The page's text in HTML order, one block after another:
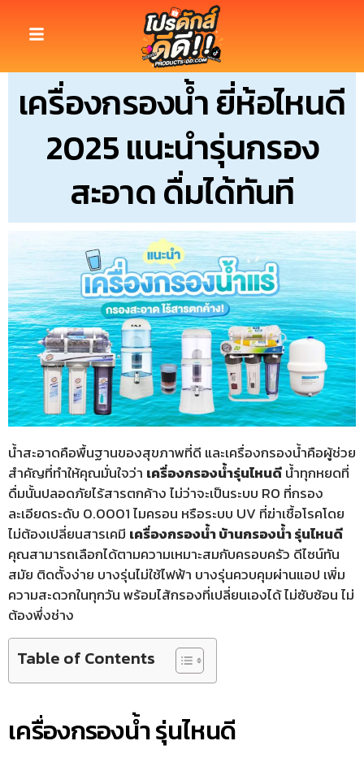
เครื่องกรองน้ำ ยี่ห้อไหนดี
2025 แนะนำรุ่นกรอง
สะอาด ดื่มได้ทันที
น้ำสะอาดคือพื้นฐานของสุขภาพที่ดี และเครื่องกรองน้ำคือผู้ช่วย
สำคัญที่ทำให้คุณมั่นใจว่า เครื่องกรองน้ำรุ่นไหนดีน้ำทุกหยดที่
ดื่มนั้นปลอดภัยไร้สารตกค้าง ไม่ว่าจะเป็นระบบ RO ที่กรอง
ละเอียดระดับ 0.0001 ไมครอน หรือระบบ UV ที่ฆ่าเชื้อโรคโดย
ไม่ต้องเปลี่ยนสารเคมี เครื่องกรองน้ำ บ้านกรองน้ำ รุ่นไหนดี
คุณสามารถเลือกได้ตามความเหมาะสมกับครอบครัว ดีไซน์ทัน
สมัย ติดตั้งง่าย บางรุ่นไม่ใช้ไฟฟ้า บางรุ่นควบคุมผ่านแอป เพิ่ม
ความสะดวกในทุกวัน พร้อมไส้กรองที่เปลี่ยนเองได้ ไม่ซับซ้อน ไม่
ต้องพึ่งช่าง
Table of Contents
เครื่องกรองน้ำ รุ่นไหนดี